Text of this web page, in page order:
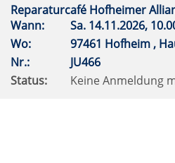
Reparaturcafé Hofheimer
Wann:
Sa. 14.11.2026,
Wo:
97461 Hofheim ,
Nr.:
JU466
Status:
Keine Anmeldung